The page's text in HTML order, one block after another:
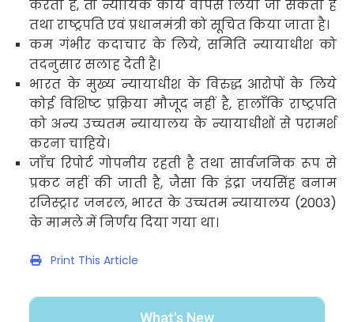
करता है, तो न्यायिक कार्य वापस लिया जा सकता है
तथा राष्ट्रपति एवं प्रधानमंत्री को सूचित किया जाता है।
कम गंभीर कदाचार के लिये, समिति न्यायाधीश को
तदनुसार सलाह देती है।
भारत के मुख्य न्यायाधीश के विरुद्ध आरोपों के लिये
कोई विशिष्ट प्रक्रिया मौजूद नहीं है, हालाँकि राष्ट्रपति
को अन्य उच्चतम न्यायालय के न्यायाधीशों से परामर्श
करना चाहिये।
जाँच रिपोर्ट गोपनीय रहती है तथा सार्वजनिक रूप से
प्रकट नहीं की जाती है, जैसा कि इंद्रा जयसिंह बनाम
रजिस्ट्रार जनरल, भारत के उच्चतम न्यायालय (2003)
के मामले में निर्णय दिया गया था।
Print This Article
What's New